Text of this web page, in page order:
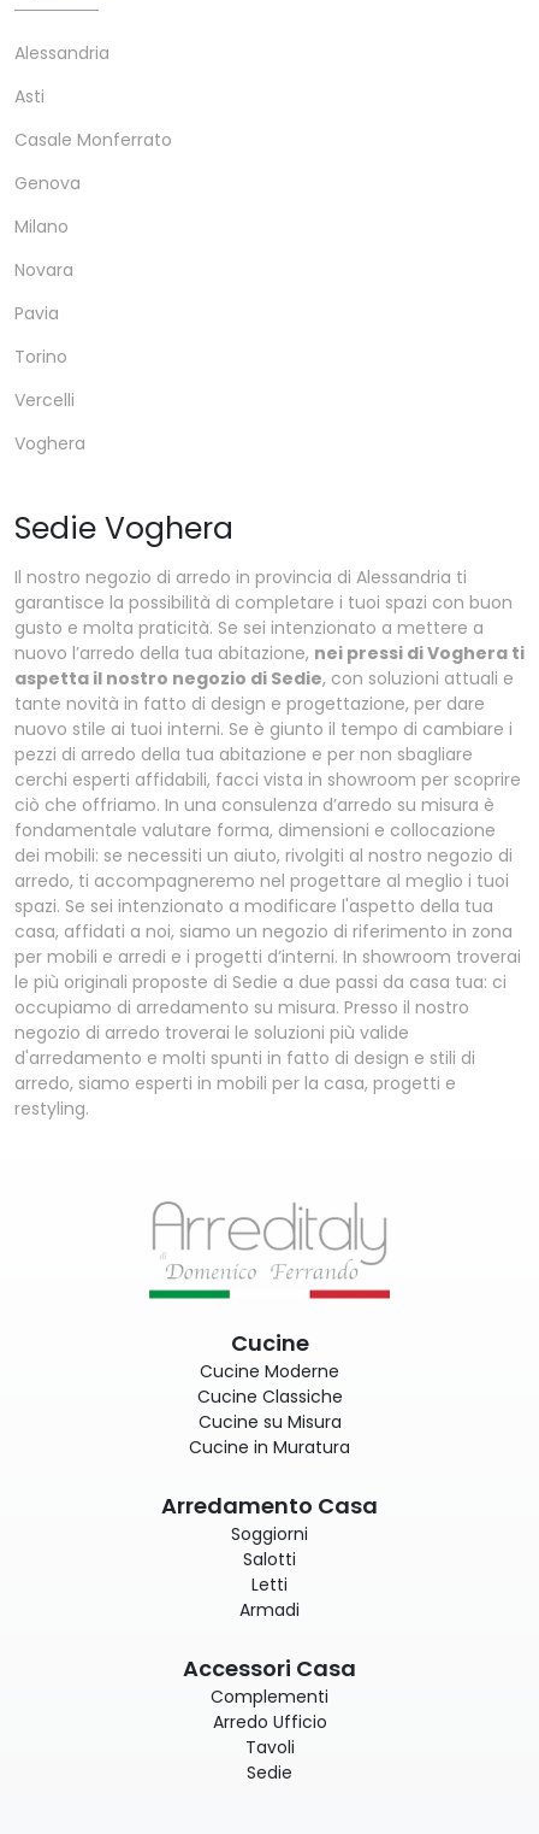
Alessandria
Asti
Casale Monferrato
Genova
Milano
Novara
Pavia
Torino
Vercelli
Voghera
Sedie Voghera
Il nostro negozio di arredo in provincia di Alessandria ti
garantisce la possibilità di completare i tuoi spazi con buon
gusto e molta praticità. Se sei intenzionato a mettere a
nuovo l’arredo della tua abitazione, nei pressi di Voghera ti
aspetta il nostro negozio di Sedie, con soluzioni attuali e
tante novità in fatto di design e progettazione, per dare
nuovo stile ai tuoi interni. Se è giunto il tempo di cambiare i
pezzi di arredo della tua abitazione e per non sbagliare
cerchi esperti affidabili, facci vista in showroom per scoprire
ciò che offriamo. In una consulenza d’arredo su misura è
fondamentale valutare forma, dimensioni e collocazione
dei mobili: se necessiti un aiuto, rivolgiti al nostro negozio di
arredo, ti accompagneremo nel progettare al meglio i tuoi
spazi. Se sei intenzionato a modificare l'aspetto della tua
casa, affidati a noi, siamo un negozio di riferimento in zona
per mobili e arredi e i progetti d’interni. In showroom troverai
le più originali proposte di Sedie a due passi da casa tua: ci
occupiamo di arredamento su misura. Presso il nostro
negozio di arredo troverai le soluzioni più valide
d'arredamento e molti spunti in fatto di design e stili di
arredo, siamo esperti in mobili per la casa, progetti e
restyling.
Cucine
Cucine Moderne
Cucine Classiche
Cucine su Misura
Cucine in Muratura
Arredamento Casa
Soggiorni
Salotti
Letti
Armadi
Accessori Casa
Complementi
Arredo Ufficio
Tavoli
Sedie